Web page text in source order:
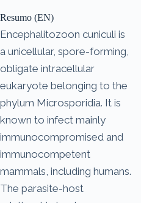
Resumo (EN)
Encephalitozoon cuniculi is
a unicellular, spore-forming,
obligate intracellular
eukaryote belonging to the
phylum Microsporidia. It is
known to infect mainly
immunocompromised and
immunocompetent
mammals, including humans.
The parasite-host